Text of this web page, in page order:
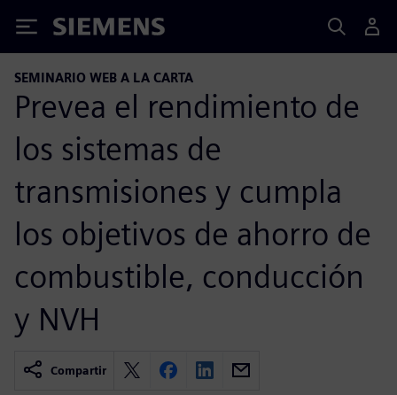
Siemens
SEMINARIO WEB A LA CARTA
Prevea el rendimiento de
los sistemas de
transmisiones y cumpla
los objetivos de ahorro de
combustible, conducción
y NVH
Compartir